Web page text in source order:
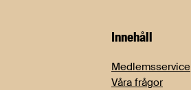
Innehåll
Medlemsservice
Våra frågor